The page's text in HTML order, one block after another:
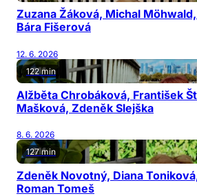
Zuzana Žáková, Michal
Bára Fišerová
12. 6. 2026
122 min
Alžběta Chrobáková, František
Mašková, Zdeněk Slejška
8. 6. 2026
127 min
Zdeněk Novotný, Diana
Roman Tomeš